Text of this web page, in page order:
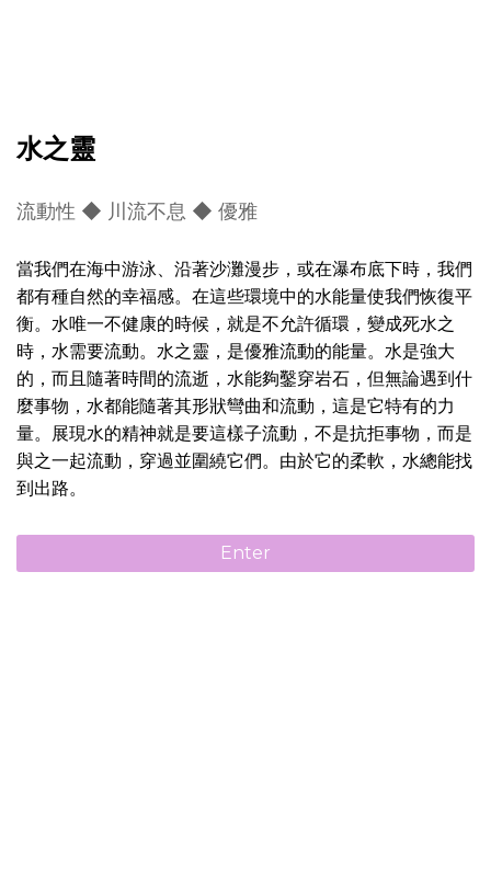
水之靈
流動性 ◆ 川流不息 ◆ 優雅
當我們在海中游泳、沿著沙灘漫步，或在瀑布底下時，我們
都有種自然的幸福感。在這些環境中的水能量使我們恢復平
衡。水唯一不健康的時候，就是不允許循環，變成死水之
時，水需要流動。水之靈，是優雅流動的能量。水是強大
的，而且隨著時間的流逝，水能夠鑿穿岩石，但無論遇到什
麼事物，水都能隨著其形狀彎曲和流動，這是它特有的力
量。展現水的精神就是要這樣子流動，不是抗拒事物，而是
與之一起流動，穿過並圍繞它們。由於它的柔軟，水總能找
到出路。
Enter